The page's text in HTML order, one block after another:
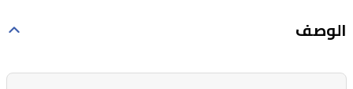
الوصف